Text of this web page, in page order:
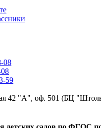
08
59
42 "А", оф. 501 (БЦ